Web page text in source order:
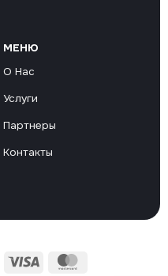
МЕНЮ
О Нас
Услуги
Партнеры
Контакты
Visa